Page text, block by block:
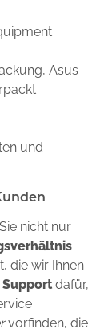
Asus
und
nicht nur
die wir Ihnen
dafür,
vorfinden, die